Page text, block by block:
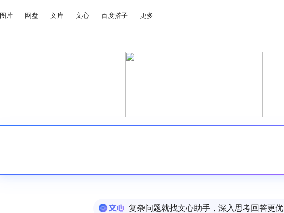
图片 网盘 文库 文心 百度搭子 更多
复杂问题就找文心助手，深入思考回答更优